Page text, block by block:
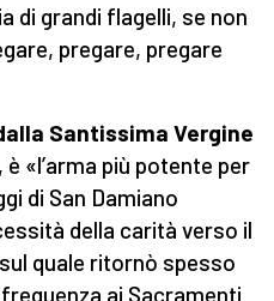
di grandi flagelli, se non
pregare, pregare
Santissima Vergine
è «l’arma più potente per
di San Damiano
della carità verso il
quale ritornò spesso
ai Sacramenti